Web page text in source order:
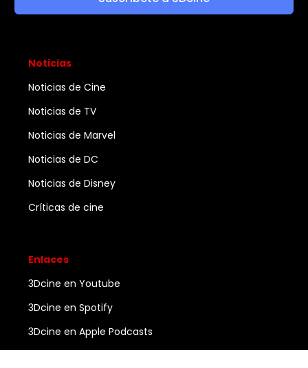
Noticias
Noticias de Cine
Noticias de TV
Noticias de Marvel
Noticias de DC
Noticias de Disney
Críticas de cine
Enlaces
3Dcine en Youtube
3Dcine en Spotify
3Dcine en Apple Podcasts